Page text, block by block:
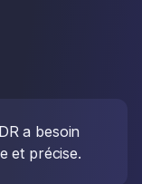
a besoin
et précise.